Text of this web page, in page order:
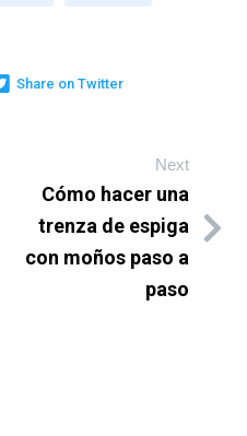
Share on Twitter
Next
Cómo hacer una
trenza de espiga
con moños paso a
paso